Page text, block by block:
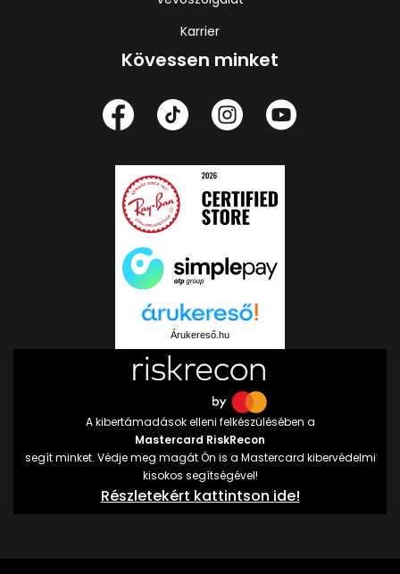
Karrier
Kövessen minket
Árukereső.hu
A kibertámadások elleni felkészülésében a
Mastercard RiskRecon
segít minket. Védje meg magát Ön is a Mastercard kibervédelmi
kisokos segítségével!
Részletekért kattintson ide!